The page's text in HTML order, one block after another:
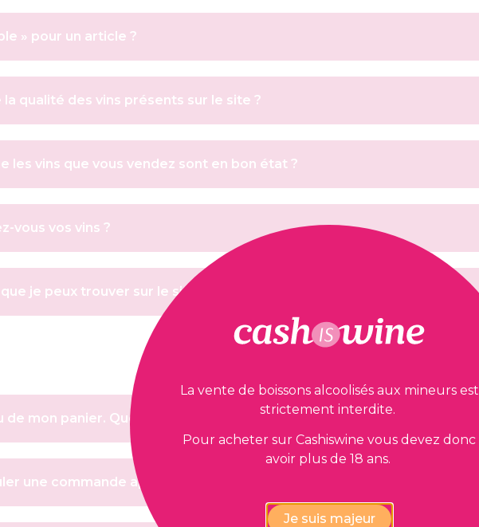
» pour un article ?
la qualité des vins présents sur le site ?
les vins que vous vendez sont en bon état ?
vous vos vins ?
je peux trouver sur le site ?
mon panier. Que s’est-il passé ?
une commande après l’avoir payée ?
La vente de boissons alcoolisés aux mineurs est
strictement interdite.
Pour acheter sur Cashiswine vous devez donc
avoir plus de 18 ans.
Je suis majeur